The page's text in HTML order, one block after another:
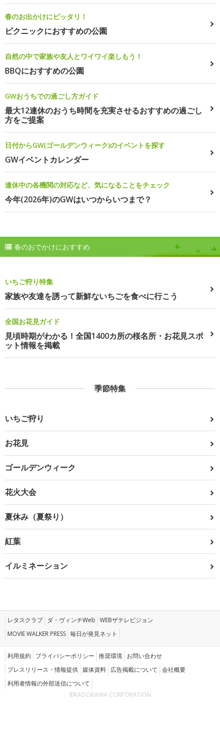
春のお出かけにピッタリ！
ピクニックにおすすめの公園
自然の中で家族や友人とワイワイ楽しもう！
BBQにおすすめの公園
GWおうちでの過ごし方ガイド
最大12連休のおうち時間を充実させるおすすめの過ごし
方をご提案
日付からGW(ゴールデンウィーク)のイベントを探す
GWイベントカレンダー
連休中の各機関の対応など、気になることをチェック
今年(2026年)のGWはいつからいつまで？
春のおでかけにおすすめ
いちご狩り特集
家族や友達を誘って新鮮ないちごを食べに行こう
全国お花見ガイド
見頃時期がわかる！全国1400カ所の桜名所・お花見スポ
ット情報を掲載
季節特集
いちご狩り
お花見
ゴールデンウィーク
花火大会
夏休み（夏祭り）
紅葉
イルミネーション
レタスクラブ ダ・ヴィンチWeb WEBザテレビジョン
MOVIE WALKER PRESS 毎日が発見ネット
利用規約 プライバシーポリシー 推奨環境 お問い合わせ
プレスリリース・情報提供 媒体資料 広告掲載について 会社概要
利用者情報の外部送信について
©KADOKAWA CORPORATION